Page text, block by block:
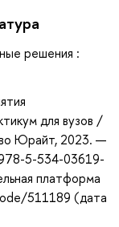
решения :
для вузов /
Юрайт, 2023. —
5-534-03619-
платформа
511189 (дата